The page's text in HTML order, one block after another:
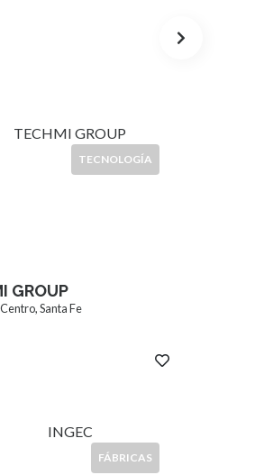
TECNOLOGÍA
GROUP
Santa Fe
FÁBRICAS